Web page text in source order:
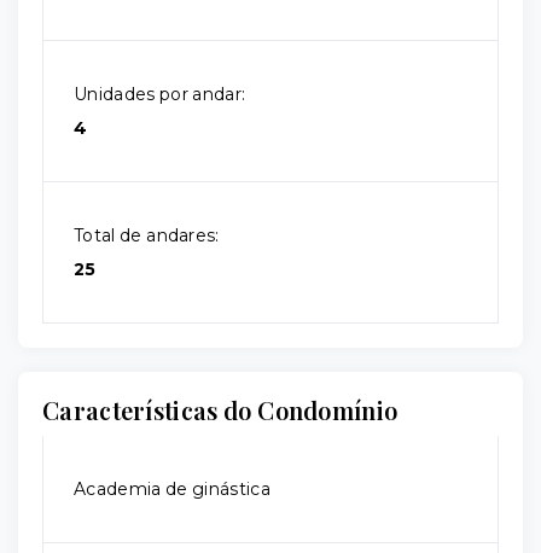
Unidades por andar:
4
Total de andares:
25
Características do Condomínio
Academia de ginástica